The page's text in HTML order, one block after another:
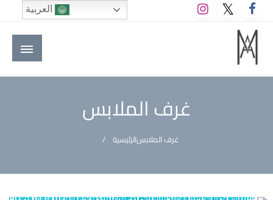
التخطي
إلى
المحتوى
M A hotels | إم ايه هوتيلز
الموقع الأول للعاملين في الفنادق في العالم العربي
غرف الملابس
الرئيسيةغرف الملابس
العربية